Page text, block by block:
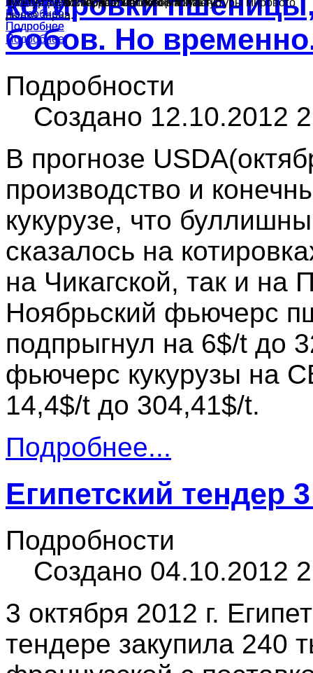
культур в России, краткий обзор конъюнктуры мирового
рынка зерна.
Подробнее
ячменя, муки и подсолнечного масла.
Подробнее
производства зерна и масличных культур.
Подробнее
Подробнее
бобов. Но
Подробности
Создано 12.10.2012
В прогнозе
производство и
кукурузе, что
сказалось на
на Чикагской, так и на
Ноябрьский фьючерс
подпрыгнул на 6$/t до
фьючерс кукурузы на
14,4$/t до 304,41$/t.
Подробнее...
Египетский тендер
Подробности
Создано 04.10.2012
3 октября 2012 г.
тендере закупила 240